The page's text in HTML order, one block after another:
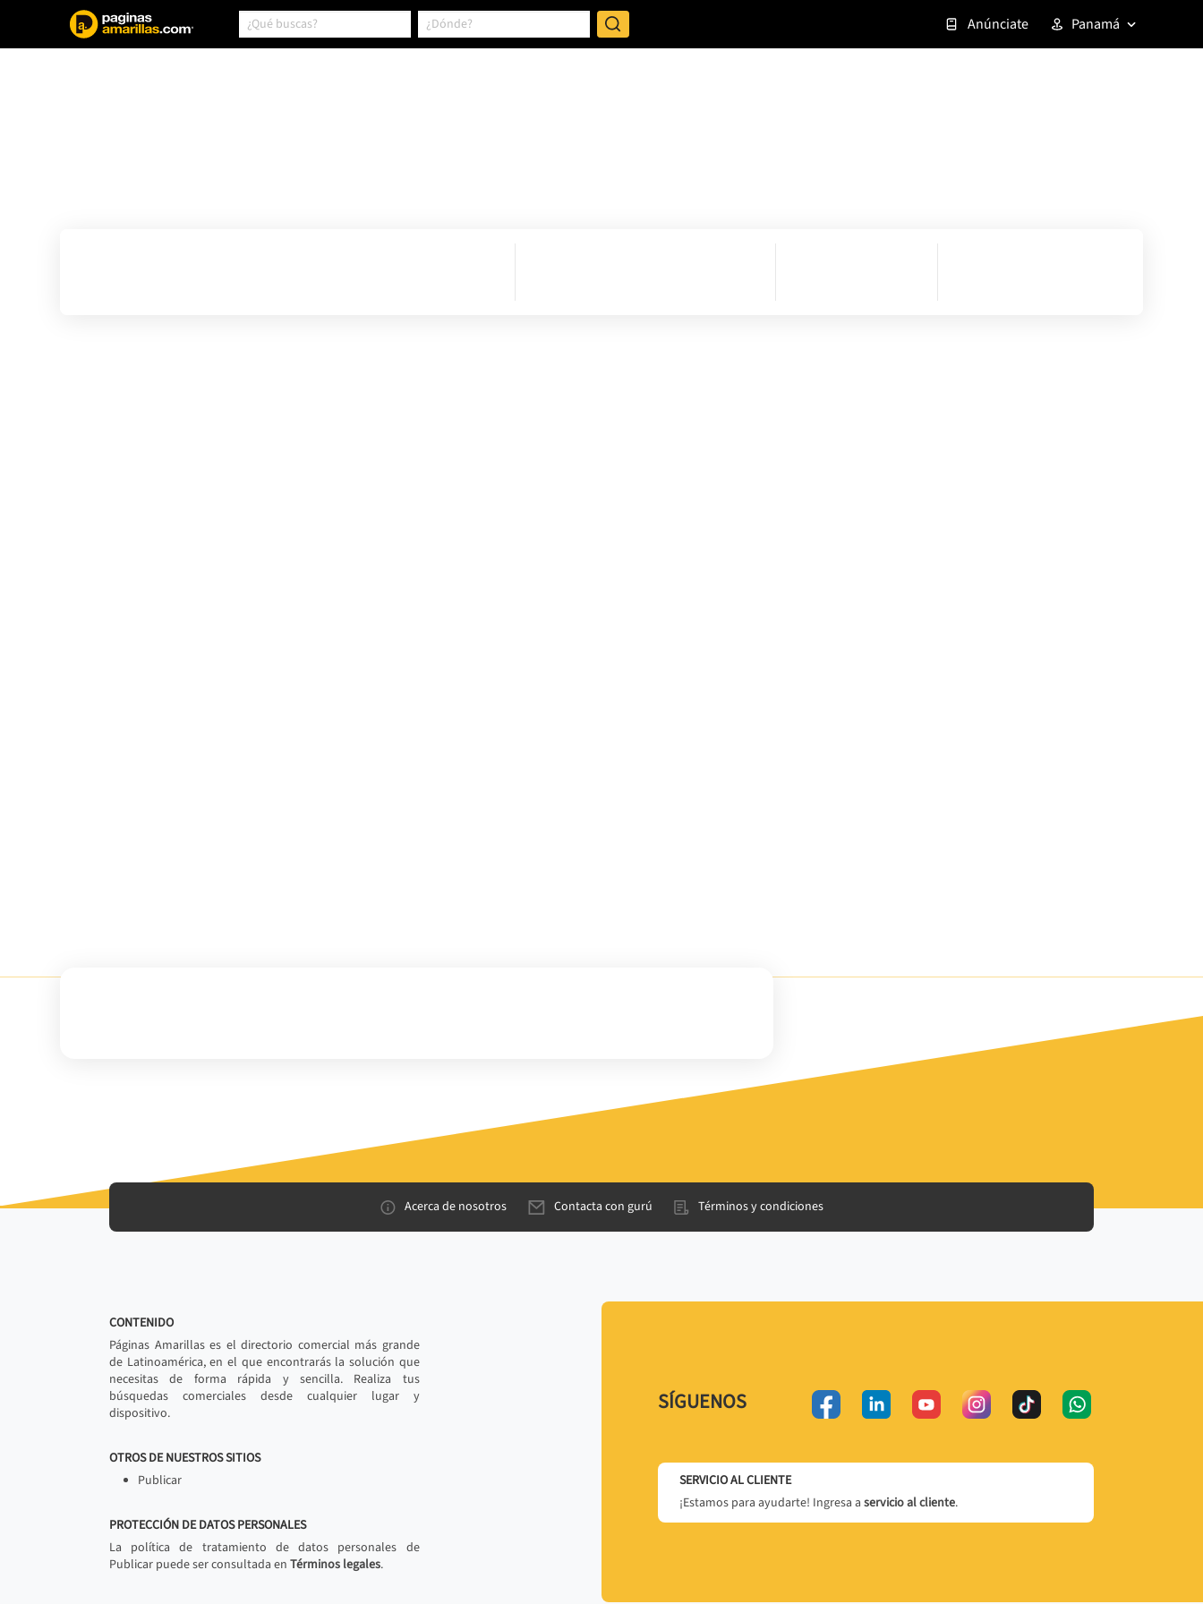
Anúnciate Panamá
Acerca de nosotros Contacta con gurú Términos y condiciones
CONTENIDO
Páginas Amarillas es el directorio comercial más grande
de Latinoamérica, en el que encontrarás la solución que
necesitas de forma rápida y sencilla. Realiza tus
búsquedas comerciales desde cualquier lugar y
dispositivo.
OTROS DE NUESTROS SITIOS
Publicar
PROTECCIÓN DE DATOS PERSONALES
La política de tratamiento de datos personales de
Publicar puede ser consultada en Términos legales.
SÍGUENOS
SERVICIO AL CLIENTE
¡Estamos para ayudarte! Ingresa a servicio al cliente.